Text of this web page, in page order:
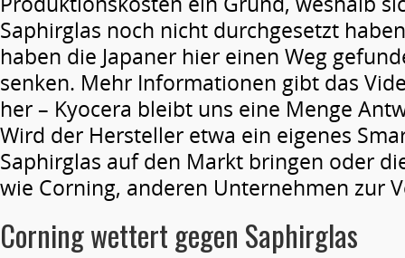
Saphirglas noch nicht durchgesetzt
haben die Japaner hier einen Weg
senken. Mehr Informationen gibt das
her – Kyocera bleibt uns eine Menge
Wird der Hersteller etwa ein eigenes
Saphirglas auf den Markt bringen oder
wie Corning, anderen Unternehmen zur
Corning wettert gegen Saphirglas